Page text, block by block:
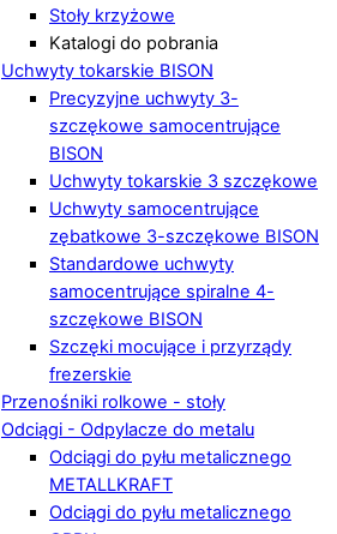
Stoły krzyżowe
Katalogi do pobrania
Uchwyty tokarskie BISON
Precyzyjne uchwyty 3-
szczękowe samocentrujące
BISON
Uchwyty tokarskie 3 szczękowe
Uchwyty samocentrujące
zębatkowe 3-szczękowe BISON
Standardowe uchwyty
samocentrujące spiralne 4-
szczękowe BISON
Szczęki mocujące i przyrządy
frezerskie
Przenośniki rolkowe - stoły
Odciągi - Odpylacze do metalu
Odciągi do pyłu metalicznego
METALLKRAFT
Odciągi do pyłu metalicznego